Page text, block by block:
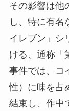
その影響は他
し、特に有名
イレブン」シ
ける、通称「
事件では、コ
性）に味を占
結束し、作中